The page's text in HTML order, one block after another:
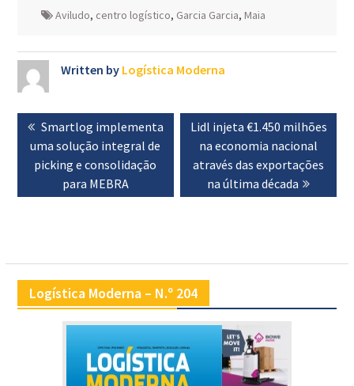
Aviludo, centro logístico, Garcia Garcia, Maia
Written by Logística Moderna
Navegação
de
artigos
Previous
post:
Smartlog implementa
uma solução integral de
picking e consolidação
para MEBRA
Next
post:
Lidl injeta €1.450 milhões
na economia nacional
através das exportações
na última década
Logística Moderna – N.º 204